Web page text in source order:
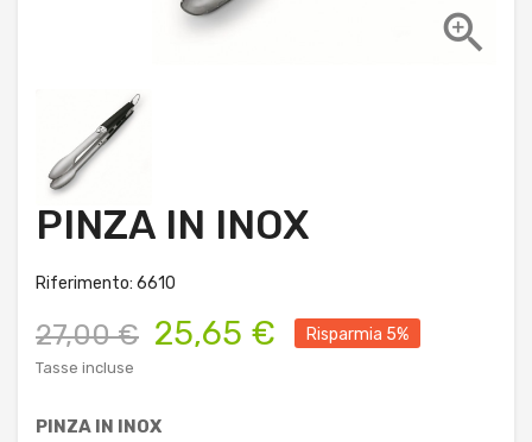

PINZA IN INOX
Riferimento: 6610
27,00 € 25,65 € Risparmia 5%
Tasse incluse
PINZA IN INOX